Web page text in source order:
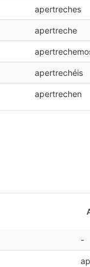
apertreches
apertreche
apertrechéis
apertrechen
-